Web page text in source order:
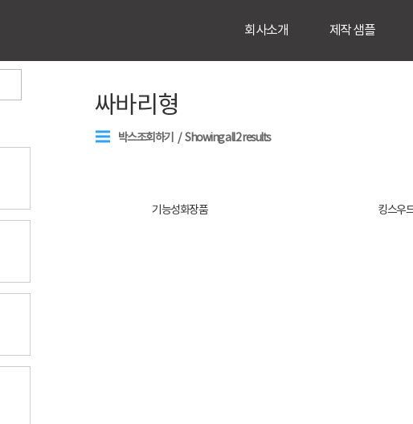
회사소개 제작 샘플
싸바리형
박스조회하기 Showing all 2 results
기능성화장품 킹스우